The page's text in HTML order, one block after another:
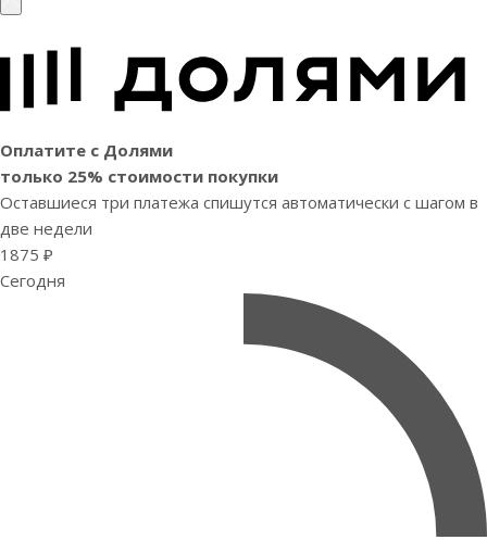
Оплатите с Долями
только 25% стоимости покупки
Оставшиеся три платежа спишутся автоматически с шагом в
две недели
1875 ₽
Сегодня